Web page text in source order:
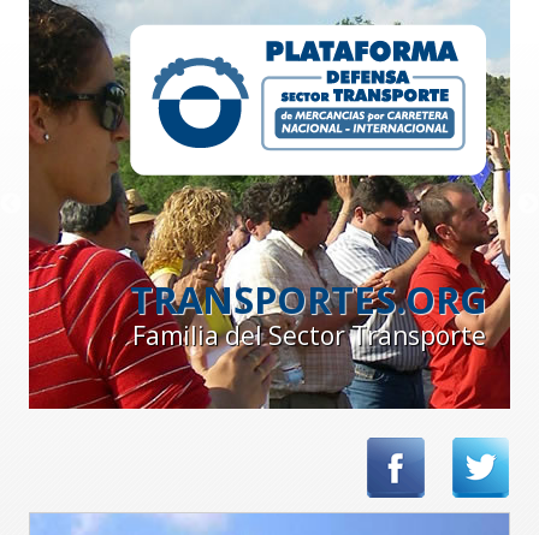
TRANSPORTES.ORG
Familia del Sector Transporte